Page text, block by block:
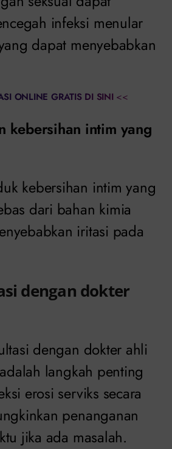
infeksi menular
dapat menyebabkan
ONLINE GRATIS DI SINI <<
kebersihan intim yang
kebersihan intim yang
dari bahan kimia
iritasi pada
dengan dokter
dengan dokter ahli
langkah penting
erosi serviks secara
penanganan
jika ada masalah.